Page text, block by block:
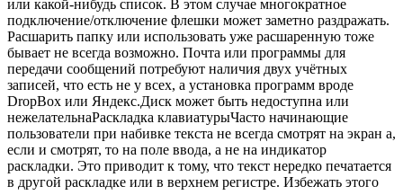
или какой-нибудь список. В этом случае многократное
подключение/отключение флешки может заметно раздражать.
Расшарить папку или использовать уже расшаренную тоже
бывает не всегда возможно. Почта или программы для
передачи сообщений потребуют наличия двух учётных
записей, что есть не у всех, а установка программ вроде
DropBox или Яндекс.Диск может быть недоступна или
нежелательнаРаскладка клавиатурыЧасто начинающие
пользователи при набивке текста не всегда смотрят на экран а,
если и смотрят, то на поле ввода, а не на индикатор
раскладки. Это приводит к тому, что текст нередко печатается
в другой раскладке или в верхнем регистре. Избежать этого